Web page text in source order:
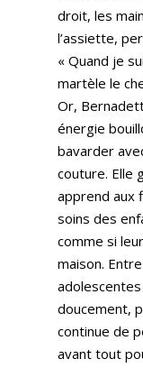
droit, les
l’assiette,
« Quand je
martèle le
Or,
énergie
bavarder
couture. Elle
apprend aux
soins des
comme si
maison.
doucement,
continue de
avant tout